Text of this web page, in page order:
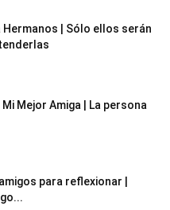
Hermanos | Sólo ellos serán
Mejor Amiga | La persona
para reflexionar |